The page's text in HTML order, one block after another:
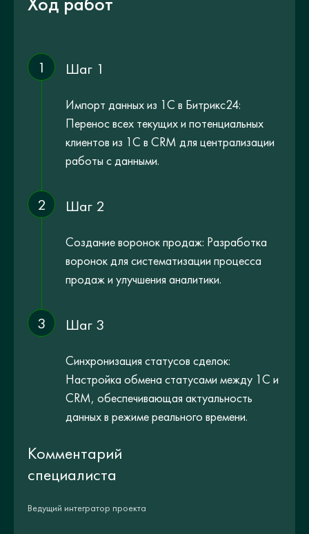
Комментарий
специалиста
Ведущий интегратор проекта
1 Шаг 1
Импорт данных из 1С в Битрикс24:
Перенос всех текущих и потенциальных
клиентов из 1С в CRM для централизации
работы с данными.
2 Шаг 2
Создание воронок продаж: Разработка
воронок для систематизации процесса
продаж и улучшения аналитики.
3 Шаг 3
Синхронизация статусов сделок:
Настройка обмена статусами между 1С и
CRM, обеспечивающая актуальность
данных в режиме реального времени.